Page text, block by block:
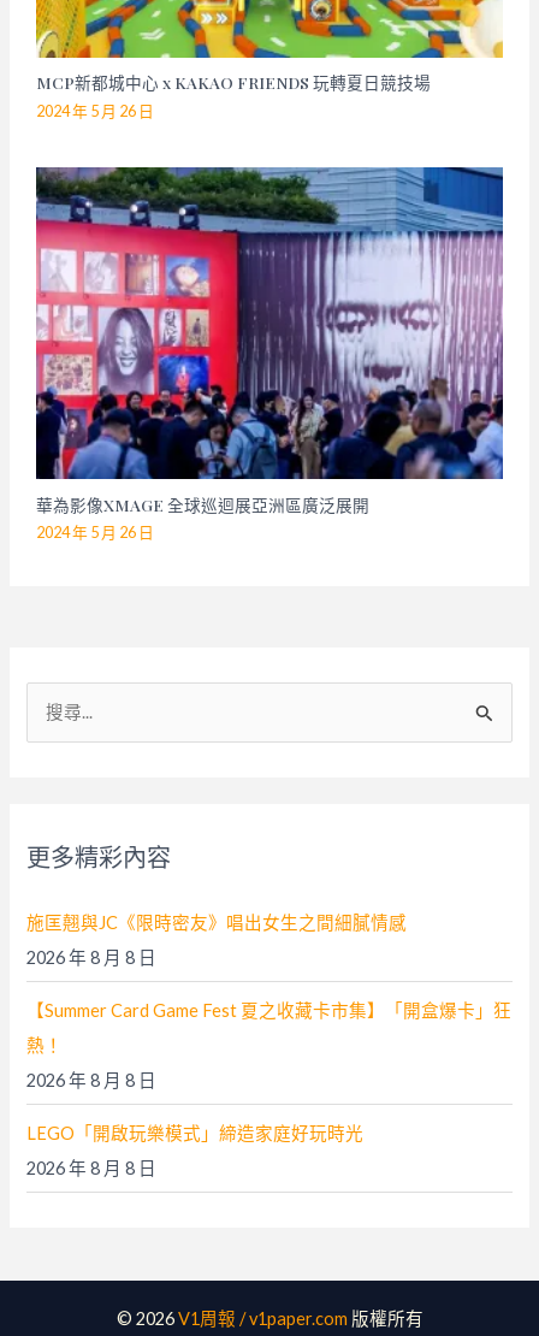
MCP新都城中心 x KAKAO FRIENDS 玩轉夏日競技場
2024 年 5 月 26 日
華為影像XMAGE 全球巡迴展亞洲區廣泛展開
2024 年 5 月 26 日
:
更多精彩內容
施匡翹與JC《限時密友》唱出女生之間細膩情感
2026 年 8 月 8 日
【Summer Card Game Fest 夏之收藏卡市集】「開盒爆卡」狂
熱！
2026 年 8 月 8 日
LEGO「開啟玩樂模式」締造家庭好玩時光
2026 年 8 月 8 日
© 2026V1周報 / v1paper.com 版權所有